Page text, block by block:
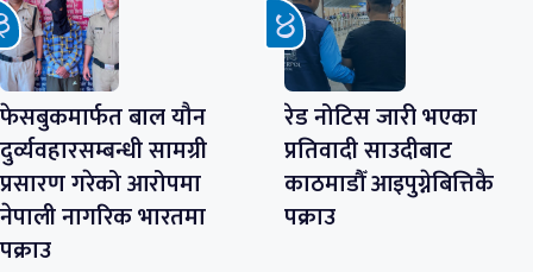
फेसबुकमार्फत बाल यौन
दुर्व्यवहारसम्बन्धी सामग्री
प्रसारण गरेको आरोपमा
नेपाली नागरिक भारतमा
पक्राउ
रेड नोटिस जारी भएका
प्रतिवादी साउदीबाट
काठमाडौँ आइपुग्नेबित्तिकै
पक्राउ